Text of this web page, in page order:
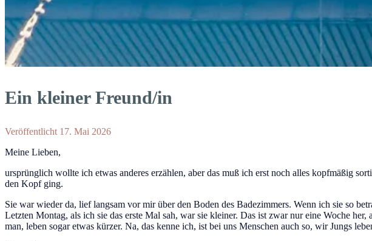
Ein kleiner Freund/in
Veröffentlicht 17. Mai 2026
Meine Lieben,
ursprünglich wollte ich etwas anderes erzählen, aber das muß ich erst noch alles kopfmäßig
den Kopf ging.
Sie war wieder da, lief langsam vor mir über den Boden des Badezimmers. Wenn ich sie so
Letzten Montag, als ich sie das erste Mal sah, war sie kleiner. Das ist zwar nur eine Woche
man, leben sogar etwas kürzer. Na, das kenne ich, ist bei uns Menschen auch so, wir Jungs